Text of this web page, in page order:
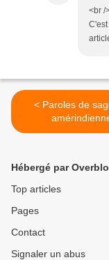
<br /
< Paroles de sagesse
Hébergé par
Top articles
Pages
Contact
Signaler un abus